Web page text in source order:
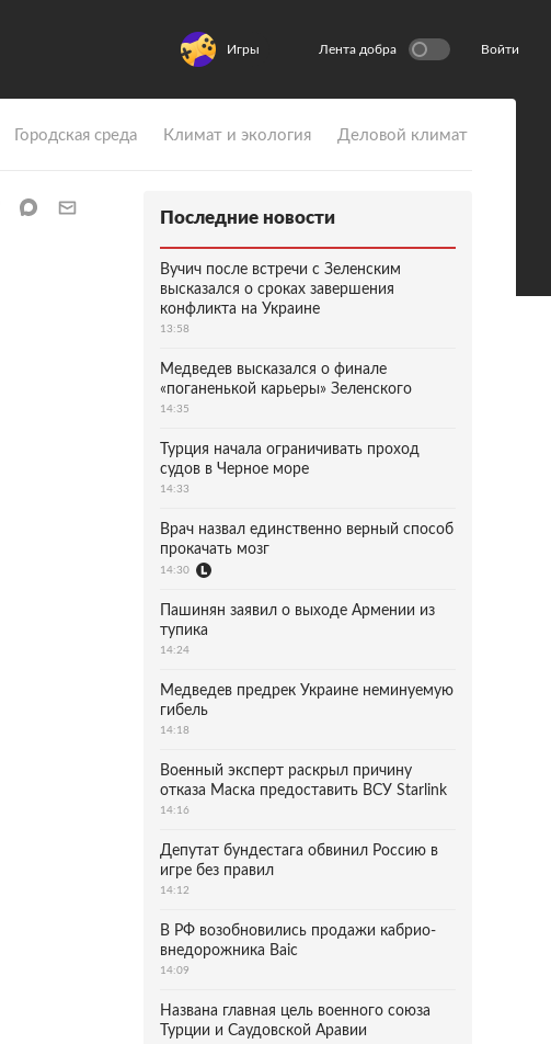
Игры Лента добра Войти
Городская среда Климат и экология Деловой климат
Последние новости
Вучич после встречи с Зеленским
высказался о сроках завершения
конфликта на Украине
13:58
Медведев высказался о финале
«поганенькой карьеры» Зеленского
14:35
Турция начала ограничивать проход
судов в Черное море
14:33
Врач назвал единственно верный способ
прокачать мозг
14:30
Пашинян заявил о выходе Армении из
тупика
14:24
Медведев предрек Украине неминуемую
гибель
14:18
Военный эксперт раскрыл причину
отказа Маска предоставить ВСУ Starlink
14:16
Депутат бундестага обвинил Россию в
игре без правил
14:12
В РФ возобновились продажи кабрио-
внедорожника Baic
14:09
Названа главная цель военного союза
Турции и Саудовской Аравии